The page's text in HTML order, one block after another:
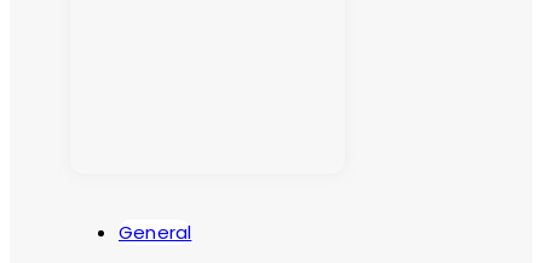
General